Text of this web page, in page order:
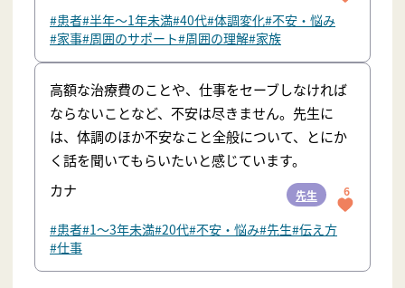
#患者#半年〜1年未満#40代#体調変化#不安・悩み
#家事#周囲のサポート#周囲の理解#家族
高額な治療費のことや、仕事をセーブしなければ
ならないことなど、不安は尽きません。先生に
は、体調のほか不安なこと全般について、とにか
く話を聞いてもらいたいと感じています。
カナ
先生 6
#患者#1〜3年未満#20代#不安・悩み#先生#伝え方
#仕事